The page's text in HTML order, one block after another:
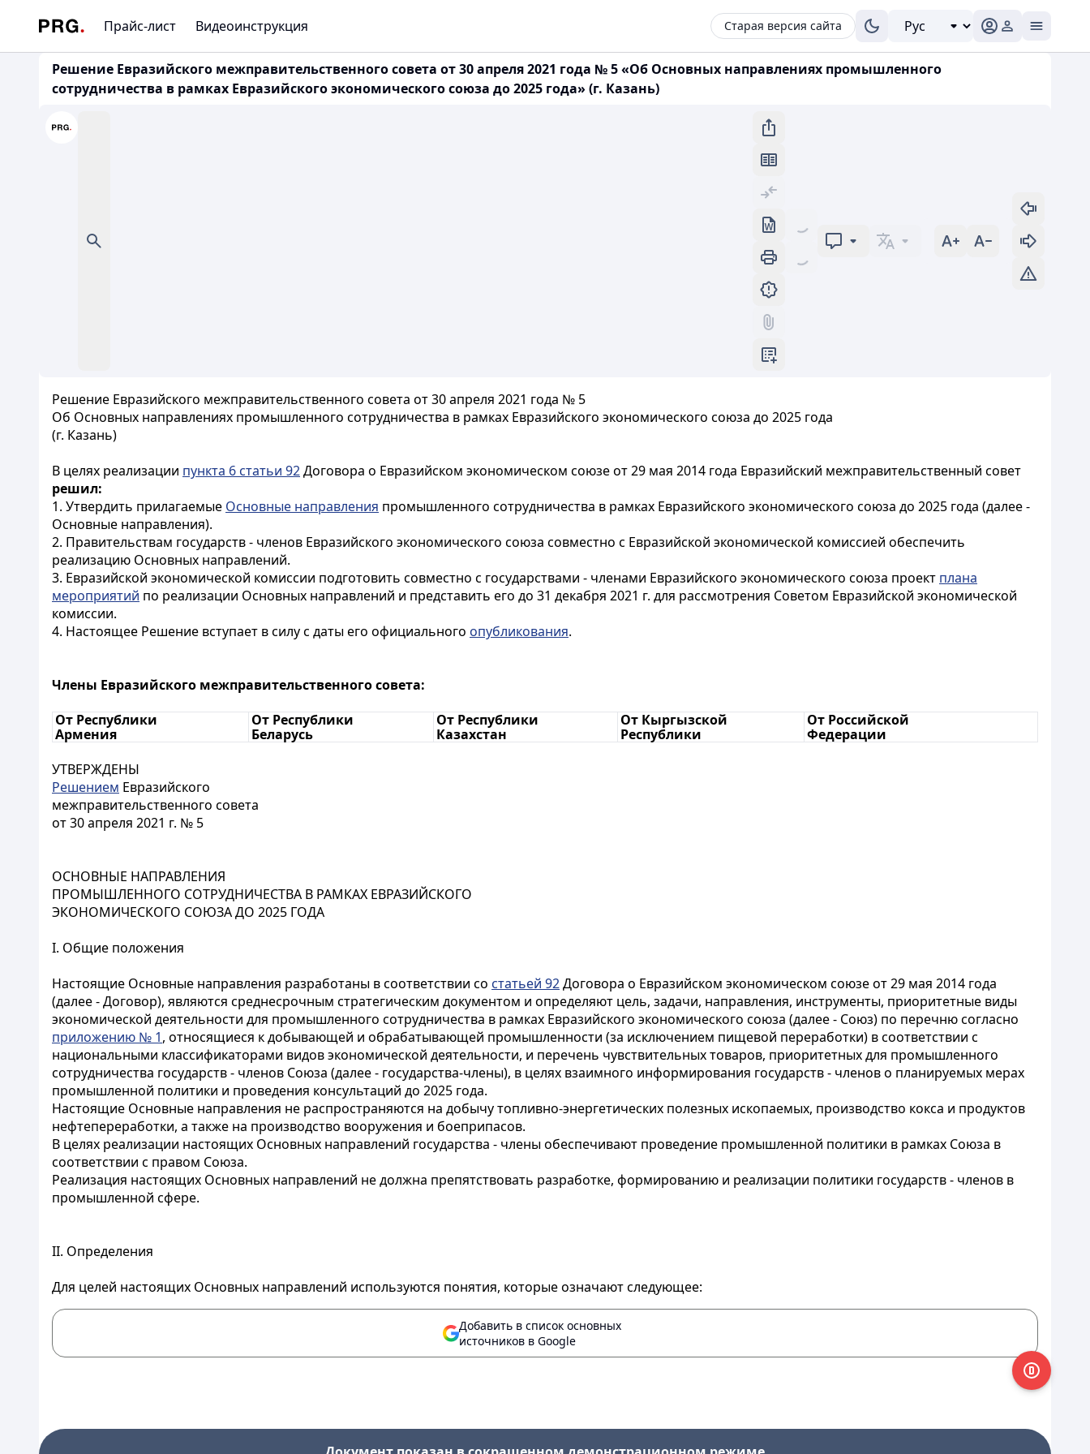
Прайс-лист Видеоинструкция Старая версия сайта
Решение Евразийского межправительственного совета от 30 апреля 2021 года № 5 «Об Основных направлениях промышленного
сотрудничества в рамках Евразийского экономического союза до 2025 года» (г. Казань)
Решение Евразийского межправительственного совета от 30 апреля 2021 года № 5
Об Основных направлениях промышленного сотрудничества в рамках Евразийского экономического союза до 2025 года
(г. Казань)
В целях реализации пункта 6 статьи 92Договора о Евразийском экономическом союзе от 29 мая 2014 года Евразийский межправительственный совет
решил:
1. Утвердить прилагаемые Основные направления промышленного сотрудничества в рамках Евразийского экономического союза до 2025 года (далее -
Основные направления).
2. Правительствам государств - членов Евразийского экономического союза совместно с Евразийской экономической комиссией обеспечить
реализацию Основных направлений.
3. Евразийской экономической комиссии подготовить совместно с государствами - членами Евразийского экономического союза проект плана
мероприятий по реализации Основных направлений и представить его до 31 декабря 2021 г. для рассмотрения Советом Евразийской экономической
комиссии.
4. Настоящее Решение вступает в силу с даты его официального опубликования.
Члены Евразийского межправительственного совета:
От Республики
Армения
От Республики
Беларусь
От Республики
Казахстан
От Кыргызской
Республики
От Российской
Федерации
УТВЕРЖДЕНЫ
Решением Евразийского
межправительственного совета
от 30 апреля 2021 г. № 5
ОСНОВНЫЕ НАПРАВЛЕНИЯ
ПРОМЫШЛЕННОГО СОТРУДНИЧЕСТВА В РАМКАХ ЕВРАЗИЙСКОГО
ЭКОНОМИЧЕСКОГО СОЮЗА ДО 2025 ГОДА
I. Общие положения
Настоящие Основные направления разработаны в соответствии со статьей 92Договора о Евразийском экономическом союзе от 29 мая 2014 года
(далее - Договор), являются среднесрочным стратегическим документом и определяют цель, задачи, направления, инструменты, приоритетные виды
экономической деятельности для промышленного сотрудничества в рамках Евразийского экономического союза (далее - Союз) по перечню согласно
приложению № 1, относящиеся к добывающей и обрабатывающей промышленности (за исключением пищевой переработки) в соответствии с
национальными классификаторами видов экономической деятельности, и перечень чувствительных товаров, приоритетных для промышленного
сотрудничества государств - членов Союза (далее - государства-члены), в целях взаимного информирования государств - членов о планируемых мерах
промышленной политики и проведения консультаций до 2025 года.
Настоящие Основные направления не распространяются на добычу топливно-энергетических полезных ископаемых, производство кокса и продуктов
нефтепереработки, а также на производство вооружения и боеприпасов.
В целях реализации настоящих Основных направлений государства - члены обеспечивают проведение промышленной политики в рамках Союза в
соответствии с правом Союза.
Реализация настоящих Основных направлений не должна препятствовать разработке, формированию и реализации политики государств - членов в
промышленной сфере.
II. Определения
Для целей настоящих Основных направлений используются понятия, которые означают следующее:
Добавить в список основных
источников в Google